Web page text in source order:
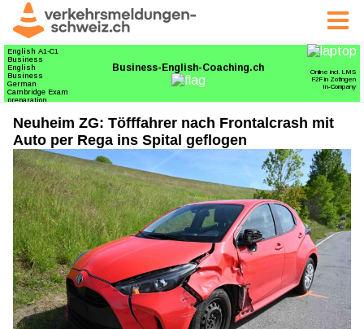
Neuheim ZG: Töfffahrer nach Frontalcrash mit
Auto per Rega ins Spital geflogen